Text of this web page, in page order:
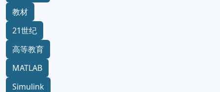
教材
21世纪
高等教育
MATLAB
Simulink